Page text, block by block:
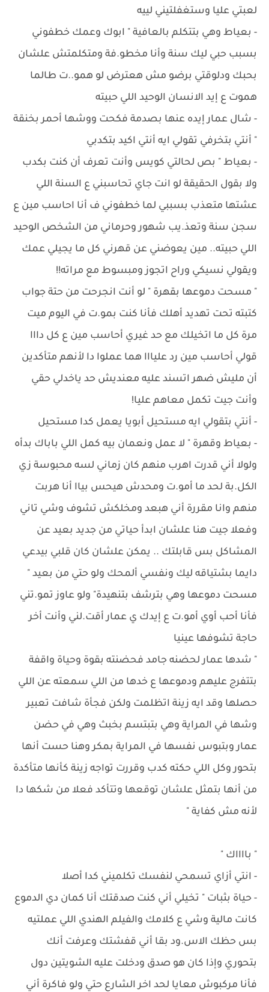
لعبتي عليا وستغفلتيني لييه
- ‏بعياط وهي بتتكلم بالعافية " ابوك وعمك خطفوني
بسبب حبي ليك سنة وأنا مخطو.فة ومتكلمتش علشان
بحبك ودلوقتي برضو مش هعترض لو همو..ت طالما
هموت ع إيد الانسان الوحيد اللي حبيته
- ‏شال عمار إيده عنها بصدمة فكحت ووشها أحمر بخنقة
" أنتي بتخرفي تقولي ايه أنتي اكيد بتكدبي
- ‏بعياط " بص لحالتي كويس وأنت تعرف أن كنت بكدب
ولا بقول الحقيقة لو انت جاي تحاسبني ع السنة اللي
عشتها متعذب بسببي لما خطفوني ف أنا احاسب مين ع
سجن سنة وتعذ.يب شهور وحرماني من الشخص الوحيد
اللي حبيته.. مين يعوضني عن قهرني كل ما يجيلي عمك
ويقولي نسيكي وراح اتجوز ومبسوط مع مراته!!
" مسحت دموعها بقهرة " لو أنت انجرحت من حتة جواب
كتبته تحت تهديد أهلك فأنا كنت بمو.ت في اليوم ميت
مرة كل ما اتخيلك مع حد غيري أحاسب مين ع كل دااا
قولي أحاسب مين رد عليااا هما عملوا دا لأنهم متأكدين
أن مليش ضهر اتسند عليه معنديش حد ياخدلي حقي
وأنت جيت تكمل معاهم عليا!
- ‏أنتي بتقولي ايه مستحيل أبويا يعمل كدا مستحيل
- ‏بعياط وقهرة " لا عمل ونعمان بيه كمل اللي باباك بدأه
ولولا أني قدرت اهرب منهم كان زماني لسه محبوسة زي
الكل.بة لحد ما أمو.ت ومحدش هيحس بياا أنا هربت
منهم وانا مقررة أني هبعد ومخلكش تشوف وشي تاني
وفعلا جيت هنا علشان ابدأ حياتي من جديد بعيد عن
المشاكل بس قابلتك .. يمكن علشان كان قلبي بيدعي
دايما بشتياقه ليك ونفسي ألمحك ولو حتي من بعيد "
مسحت دموعها وهي بترشف بتنهيدة" ولو عاوز تمو.تني
فأنا أحب أوي أمو.ت ع إيدك ي عمار أقت.لني وأنت أخر
حاجة تشوفها عينيا
" شدها عمار لحضنه جامد فحضنته بقوة وحياة واقفة
بتتفرج عليهم ودموعها ع خدها من اللي سمعته عن اللي
حصلها وقد ايه زينة اتظلمت ولكن فجأة شافت تعبير
وشها في المراية وهي بتبتسم بخبث وهي في حضن
عمار وبتبوس نفسها في المراية بمكر وهنا حست أنها
بتحور وكل اللي حكته كدب وقررت تواجه زينة كأنها متأكدة
من أنها بتمثل علشان توقعها وتتأكد فعلا من شكها دا
لأنه مش كفاية "
" بااااك "
- انتي أزاي تسمحي لنفسك تكلميني كدا أصلا
- حياة بثبات " تخيلي أني كنت صدقتك أنا كمان دي الدموع
كانت مالية وشي ع كلامك والفيلم الهندي اللي عملتيه
بس حظك الاس.ود بقا أني قفشتك وعرفت أنك
بتحوري وإذا كان هو صدق ودخلت عليه الشويتين دول
فأنا مركبوش معايا لحد اخر الشارع حتي ولو فاكرة أني